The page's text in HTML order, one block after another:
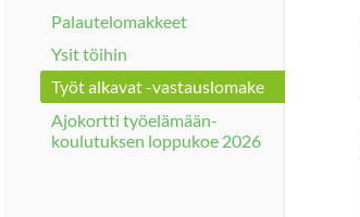
Palautelomakkeet
Ysit töihin
Työt alkavat -vastauslomake
Ajokortti työelämään-
koulutuksen loppukoe 2026